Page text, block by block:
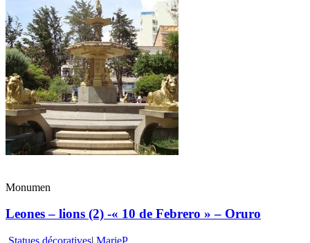
Monumen
Leones – lions (2) -« 10 de Febrero » – Oruro